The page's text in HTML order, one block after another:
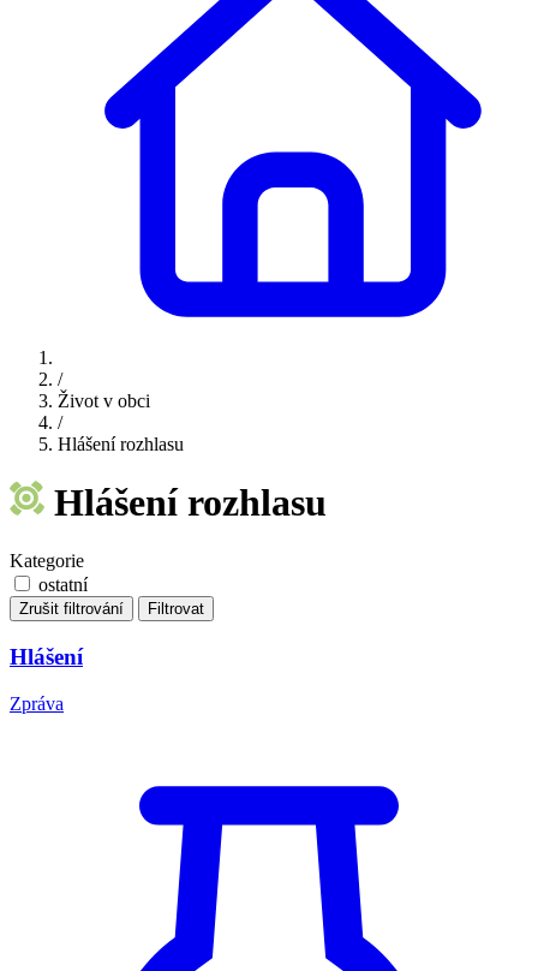
/
Život v obci
/
Hlášení rozhlasu
Hlášení rozhlasu
Kategorie
ostatní
Zrušit filtrování Filtrovat
Hlášení
Zpráva